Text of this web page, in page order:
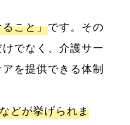
ること」です。その
でなく、介護サー
を提供できる体制
どが挙げられま